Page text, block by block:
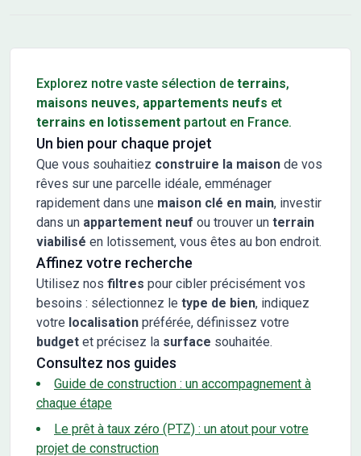
Explorez notre vaste sélection de terrains,
maisons neuves, appartements neufs et
terrains en lotissement partout en France.
Un bien pour chaque projet
Que vous souhaitiez construire la maison de vos
rêves sur une parcelle idéale, emménager
rapidement dans une maison clé en main, investir
dans un appartement neuf ou trouver un terrain
viabilisé en lotissement, vous êtes au bon endroit.
Affinez votre recherche
Utilisez nos filtres pour cibler précisément vos
besoins : sélectionnez le type de bien, indiquez
votre localisation préférée, définissez votre
budget et précisez la surface souhaitée.
Consultez nos guides
Guide de construction : un accompagnement à
chaque étape
Le prêt à taux zéro (PTZ) : un atout pour votre
projet de construction